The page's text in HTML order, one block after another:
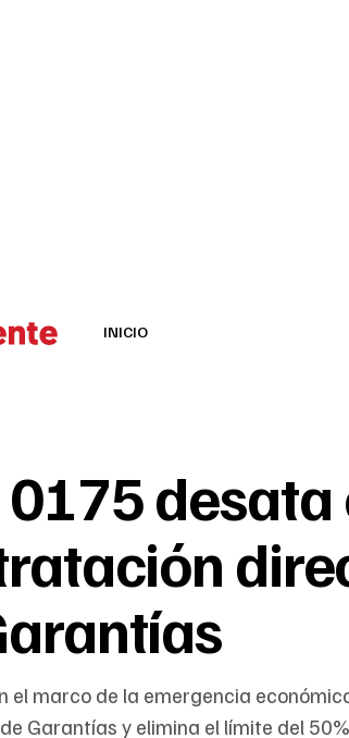
INICIO
el marco de la emergencia
Garantías y elimina el límite del